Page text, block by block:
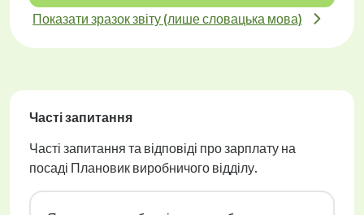
Показати зразок звіту (лише словацька мова)
Часті запитання
Часті запитання та відповіді про зарплату на
посаді Плановик виробничого відділу.